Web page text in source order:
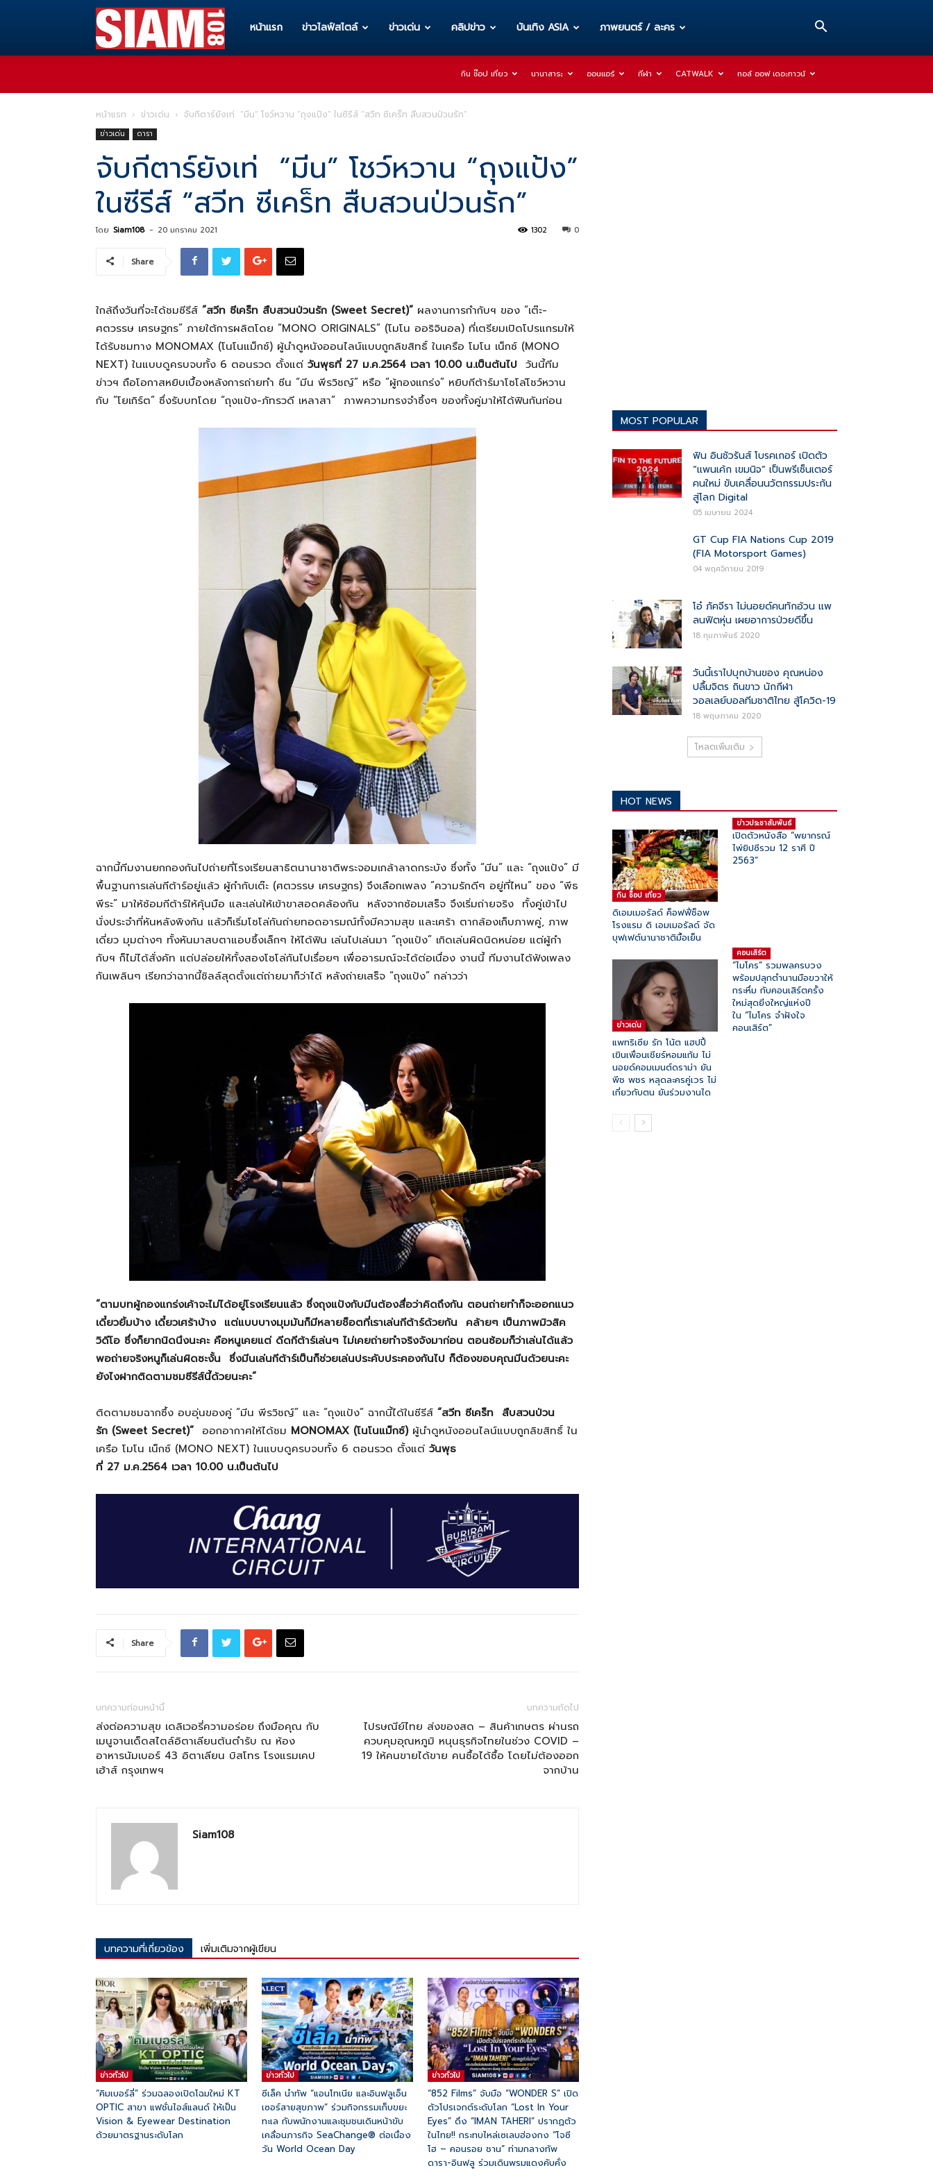
Siam108
ทุก
เรื่อง
ราว
ที่
ความ
หน้าแรก ข่าวไลฟ์สไตล์ ข่าวเด่น คลิปข่าว บันเทิง ASIA ภาพยนตร์ / ละคร
กิน ช๊อป เที่ยว นานาสาระ ออนแอร์ กีฬา CATWALK ทอล์ ออฟ เดอะทาวน์
หน้าแรก ข่าวเด่น จับกีตาร์ยังเท่ “มีน” โชว์หวาน “ถุงแป้ง” ในซีรีส์ “สวีท ซีเคร็ท สืบสวนป่วนรัก”
ข่าวเด่น ดารา
จับกีตาร์ยังเท่ “มีน” โชว์หวาน “ถุงแป้ง”
ในซีรีส์ “สวีท ซีเคร็ท สืบสวนป่วนรัก”
โดย Siam108 - 20 มกราคม 2021 0
1302
Share
ใกล้ถึงวันที่จะได้ชมซีรีส์ “สวีท ซีเคร็ท สืบสวนป่วนรัก (Sweet Secret)” ผลงานการกำกับฯ ของ “เต๊ะ-
ศตวรรษ เศรษฐกร” ภายใต้การผลิตโดย “MONO ORIGINALS” (โมโน ออริจินอล) ที่เตรียมเปิดโปรแกรมให้
ได้รับชมทาง MONOMAX (โนโนแม็กซ์) ผู้นำดูหนังออนไลน์แบบถูกลิขสิทธิ์ ในเครือ โมโน เน็กซ์ (MONO
NEXT) ในแบบดูครบจบทั้ง 6 ตอนรวด ตั้งแต่ วันพุธที่ 27 ม.ค.2564 เวลา 10.00 น.เป็นต้นไป วันนี้ทีม
ข่าวฯ ถือโอกาสหยิบเบื้องหลังการถ่ายทำ ซีน “มีน พีรวิชญ์” หรือ “ผู้กองแกร่ง” หยิบกีต้าร์มาโซโล่โชว์หวาน
กับ “โยเกิร์ต” ซึ่งรับบทโดย “ถุงแป้ง-ภัทรวดี เหลาสา” ภาพความทรงจำซึ้งๆ ของทั้งคู่มาให้ได้ฟินกันก่อน
ฉากนี้ทีมงานยกกองกันไปถ่ายที่โรงเรียนสาธิตนานาชาติพระจอมเกล้าลาดกระบัง ซึ่งทั้ง “มีน” และ “ถุงแป้ง” มี
พื้นฐานการเล่นกีต้าร์อยู่แล้ว ผู้กำกับเต๊ะ (ศตวรรษ เศรษฐกร) จึงเลือกเพลง “ความรักดีๆ อยู่ที่ไหน” ของ “พีธ
พีระ” มาให้ซ้อมกีต้าร์ให้คุ้นมือ และเล่นให้เข้าขาสอดคล้องกัน หลังจากซ้อมเสร็จ จึงเริ่มถ่ายจริง ทั้งคู่เข้าไป
นั่งประจำที่หันหลังพิงกัน แล้วก็เริ่มโซโล่กันถ่ายทอดอารมณ์ทั้งมีความสุข และเศร้า ตากล้องเก็บภาพคู่, ภาพ
เดี่ยว มุมต่างๆ ทั้งหันมาสบตาแอบซึ้งเล็กๆ ให้ได้ฟิน เล่นไปเล่นมา “ถุงแป้ง” เกิดเล่นผิดนิดหน่อย แต่ผู้กำ
กับฯ ก็ไม่ได้สั่งคัท แต่ปล่อยให้ทั้งสองโซโล่กันไปเรื่อยๆ เพื่ออารมณ์จะได้ต่อเนื่อง งานนี้ ทีมงานได้ฟังเพลง
กันเพลินๆ เรียกว่าฉากนี้ชิลล์สุดตั้งแต่ถ่ายมาก็ว่าได้ หลังถ่ายเสร็จ “ถุงแป้ง” กล่าวว่า
“ตามบทผู้กองแกร่งเค้าจะไม่ได้อยู่โรงเรียนแล้ว ซึ่งถุงแป้งกับมีนต้องสื่อว่าคิดถึงกัน ตอนถ่ายทำก็จะออกแนว
เดี๋ยวยิ้มบ้าง เดี๋ยวเศร้าบ้าง แต่แบบบางมุมมันก็มีหลายช็อตที่เราเล่นกีต้าร์ด้วยกัน คล้ายๆ เป็นภาพมิวสิค
วิดีโอ ซึ่งก็ยากนิดนึงนะคะ คือหนูเคยแต่ ดีดกีต้าร์เล่นๆ ไม่เคยถ่ายทำจริงจังมาก่อน ตอนซ้อมก็ว่าเล่นได้แล้ว
พอถ่ายจริงหนูก็เล่นผิดซะงั้น ซึ่งมีนเล่นกีต้าร์เป็นก็ช่วยเล่นประคับประคองกันไป ก็ต้องขอบคุณมีนด้วยนะคะ
ยังไงฝากติดตามชมซีรีส์นี้ด้วยนะคะ”
ติดตามชมฉากซึ้ง อบอุ่นของคู่ “มีน พีรวิชญ์” และ “ถุงแป้ง” ฉากนี้ได้ในซีรีส์ “สวีท ซีเคร็ท สืบสวนป่วน
รัก (Sweet Secret)” ออกอากาศให้ได้ชม MONOMAX (โนโนแม็กซ์) ผู้นำดูหนังออนไลน์แบบถูกลิขสิทธิ์ ใน
เครือ โมโน เน็กซ์ (MONO NEXT) ในแบบดูครบจบทั้ง 6 ตอนรวด ตั้งแต่ วันพุธ
ที่ 27 ม.ค.2564 เวลา 10.00 น.เป็นต้นไป
Share
บทความก่อนหน้านี้
ส่งต่อความสุข เดลิเวอรี่ความอร่อย ถึงมือคุณ กับ
เมนูจานเด็ดสไตล์อิตาเลียนต้นตำรับ ณ ห้อง
อาหารนัมเบอร์ 43 อิตาเลียน บิสโทร โรงแรมเคป
เฮ้าส์ กรุงเทพฯ
บทความถัดไป
ไปรษณีย์ไทย ส่งของสด – สินค้าเกษตร ผ่านรถ
ควบคุมอุณหภูมิ หนุนธุรกิจไทยในช่วง COVID –
19 ให้คนขายได้ขาย คนซื้อได้ซื้อ โดยไม่ต้องออก
จากบ้าน
Siam108
บทความที่เกี่ยวข้อง เพิ่มเติมจากผู้เขียน
ข่าวทั่วไป
“คิมเบอร์ลี่” ร่วมฉลองเปิดโฉมใหม่ KT
OPTIC สาขา แฟชั่นไอส์แลนด์ ให้เป็น
Vision & Eyewear Destination
ด้วยมาตรฐานระดับโลก
ข่าวทั่วไป
ซีเล็ค นำทัพ “แอนโทเนีย และอินฟลูเอ็น
เซอร์สายสุขภาพ“ ร่วมกิจกรรมเก็บขยะ
ทะเล กับพนักงานและชุมชนเดินหน้าขับ
เคลื่อนภารกิจ SeaChange® ต่อเนื่อง
วัน World Ocean Day
ข่าวทั่วไป
“852 Films” จับมือ “WONDER S” เปิด
ตัวโปรเจกต์ระดับโลก “Lost In Your
Eyes” ดึง “IMAN TAHERI” ปรากฏตัว
ในไทย!! กระทบไหล่เซเลบฮ่องกง “โจซี
โฮ – คอนรอย ชาน” ท่ามกลางทัพ
ดารา-อินฟลู ร่วมเดินพรมแดงคับคั่ง
MOST POPULAR
ฟิน อินชัวรันส์ โบรคเกอร์ เปิดตัว
“แพนเค้ก เขมนิจ” เป็นพรีเซ็นเตอร์
คนใหม่ ขับเคลื่อนนวัตกรรมประกัน
สู่โลก Digital
05 เมษายน 2024
GT Cup FIA Nations Cup 2019
(FIA Motorsport Games)
04 พฤศจิกายน 2019
โอ๋ ภัคจีรา ไม่นอยด์คนทักอ้วน แพ
ลนฟิตหุ่น เผยอาการป่วยดีขึ้น
18 กุมภาพันธ์ 2020
วันนี้เราไปบุกบ้านของ คุณหน่อง
ปลื้มจิตร ถินขาว นักกีฬา
วอลเลย์บอลทีมชาติไทย สู้โควิด-19
18 พฤษภาคม 2020
โหลดเพิ่มเติม
HOT NEWS
กิน ช๊อป เที่ยว
ดิเอมเมอรัลด์ ค็อฟฟี่ช็อพ
โรงแรม ดิ เอมเมอรัลด์ จัด
บุฟเฟต์นานาชาติมื้อเย็น
ข่าวประชาสัมพันธ์
เปิดตัวหนังสือ “พยากรณ์
ไพ่ยิปซีรวม 12 ราศี ปี
2563”
ข่าวเด่น
แพทริเซีย รัก โน้ต แฮปปี้
เขินเพื่อนเชียร์หอมแก้ม ไม่
นอยด์คอมเมนต์ดราม่า ยัน
พีช พชร หลุดละครคู่เวร ไม่
เกี่ยวกับตน ยันร่วมงานได
คอนเสิร์ต
“ไมโคร” รวมพลครบวง
พร้อมปลุกตำนานมือขวาให้
กระหึ่ม กับคอนเสิร์ตครั้ง
ใหม่สุดยิ่งใหญ่แห่งปี
ใน “ไมโคร จำฝังใจ
คอนเสิร์ต”